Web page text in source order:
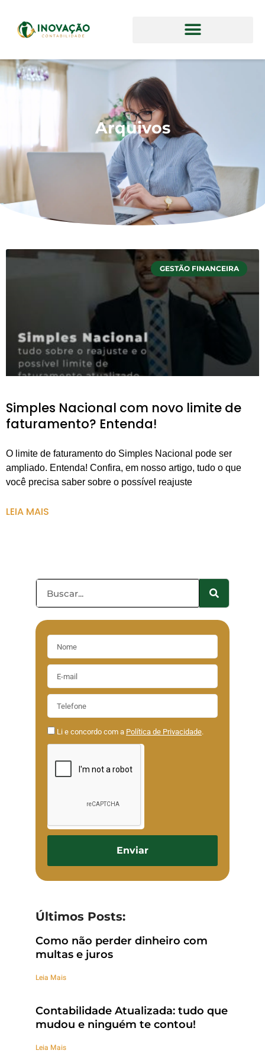
Arquivos
GESTÃO FINANCEIRA
Simples Nacional com novo limite de
faturamento? Entenda!
O limite de faturamento do Simples Nacional pode ser
ampliado. Entenda! Confira, em nosso artigo, tudo o que
você precisa saber sobre o possível reajuste
LEIA MAIS
Li e concordo com a Política de Privacidade.
Enviar
Últimos Posts:
Como não perder dinheiro com
multas e juros
Leia Mais
Contabilidade Atualizada: tudo que
mudou e ninguém te contou!
Leia Mais